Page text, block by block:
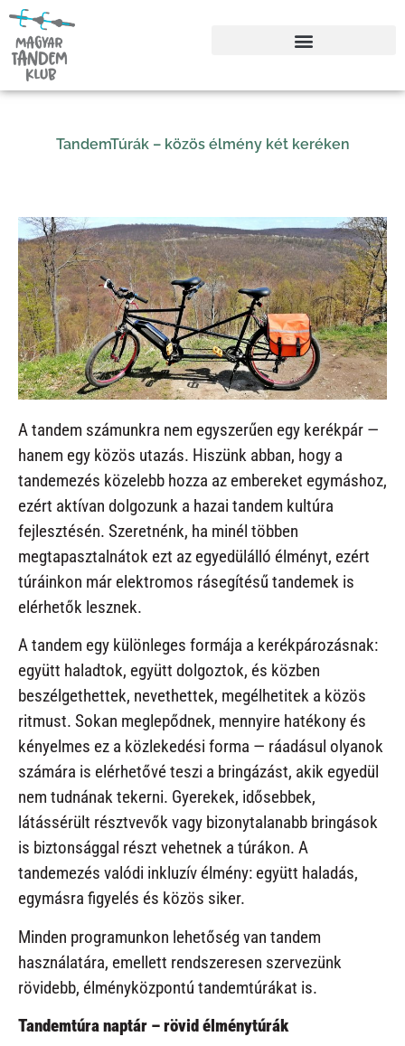
TandemTúrák – közös élmény két keréken
A tandem számunkra nem egyszerűen egy kerékpár —
hanem egy közös utazás. Hiszünk abban, hogy a
tandemezés közelebb hozza az embereket egymáshoz,
ezért aktívan dolgozunk a hazai tandem kultúra
fejlesztésén. Szeretnénk, ha minél többen
megtapasztalnátok ezt az egyedülálló élményt, ezért
túráinkon már elektromos rásegítésű tandemek is
elérhetők lesznek.
A tandem egy különleges formája a kerékpározásnak:
együtt haladtok, együtt dolgoztok, és közben
beszélgethettek, nevethettek, megélhetitek a közös
ritmust. Sokan meglepődnek, mennyire hatékony és
kényelmes ez a közlekedési forma — ráadásul olyanok
számára is elérhetővé teszi a bringázást, akik egyedül
nem tudnának tekerni. Gyerekek, idősebbek,
látássérült résztvevők vagy bizonytalanabb bringások
is biztonsággal részt vehetnek a túrákon. A
tandemezés valódi inkluzív élmény: együtt haladás,
egymásra figyelés és közös siker.
Minden programunkon lehetőség van tandem
használatára, emellett rendszeresen szervezünk
rövidebb, élményközpontú tandemtúrákat is.
Tandemtúra naptár – rövid élménytúrák